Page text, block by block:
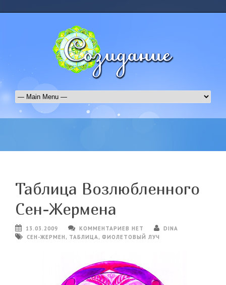
Таблица Возлюбленного
Сен-Жермена
13.03.2009 КОММЕНТАРИЕВ НЕТ
DINA
СЕН-ЖЕРМЕН , ТАБЛИЦА, ФИОЛЕТОВЫЙ ЛУЧ